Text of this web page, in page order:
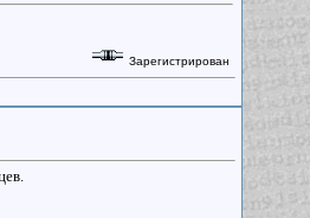
Зарегистрирован